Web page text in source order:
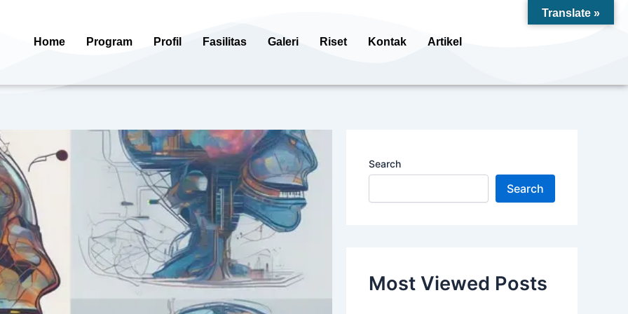
Home Program Profil Fasilitas Galeri Riset Kontak Artikel
Search
Search
Most Viewed Posts
Translate »